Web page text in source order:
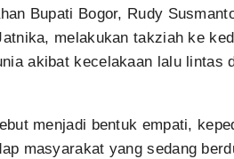
Bupati Bogor, Rudy
melakukan takziah ke
akibat kecelakaan lalu lintas
menjadi bentuk empati,
masyarakat yang sedang